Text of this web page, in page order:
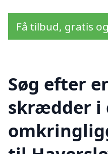
Få tilbud, gratis
Søg efter
skrædder i